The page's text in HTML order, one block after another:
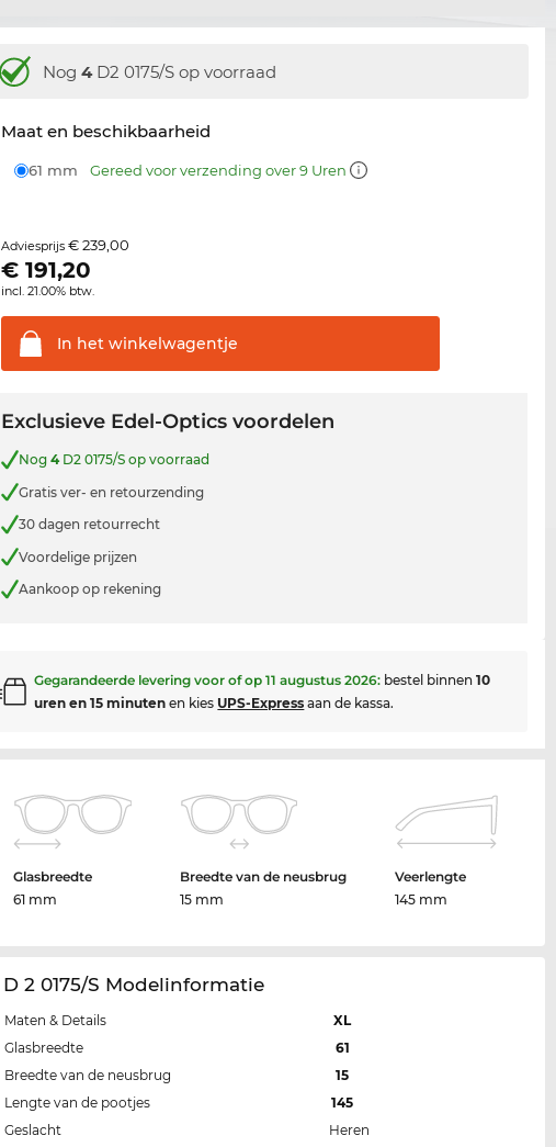
Nog4D2 0175/S op voorraad
Maat en beschikbaarheid
61 mm Gereed voor verzending over 9 Uren
Adviesprijs€ 239,00
€191,20
incl. 21.00% btw.
In het winkelwagentje
Exclusieve Edel-Optics voordelen
Nog4D2 0175/S op voorraad
Gratis ver- en retourzending
30 dagen retourrecht
Voordelige prijzen
Aankoop op rekening
Gegarandeerde levering voor of op11 augustus 2026: bestel binnen10
uren en 15 minuten en kies UPS-Express aan de kassa.
Glasbreedte
61 mm
Breedte van de neusbrug
15 mm
Veerlengte
145 mm
D 2 0175/S Modelinformatie
Maten & Details
XL
Glasbreedte
61
Breedte van de neusbrug
15
Lengte van de pootjes
145
Geslacht
Heren